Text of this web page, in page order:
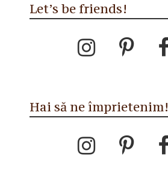
Let’s be friends!
Hai să ne împrietenim!